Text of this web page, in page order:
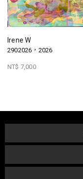
Irene W
2902026，2026
NT$ 7,000